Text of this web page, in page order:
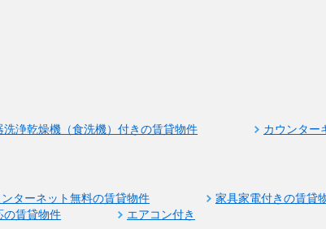
洗浄乾燥機（食洗機）付きの賃貸物件
カウンター
ンターネット無料の賃貸物件
家具家電付きの賃貸
の賃貸物件 エアコン付き